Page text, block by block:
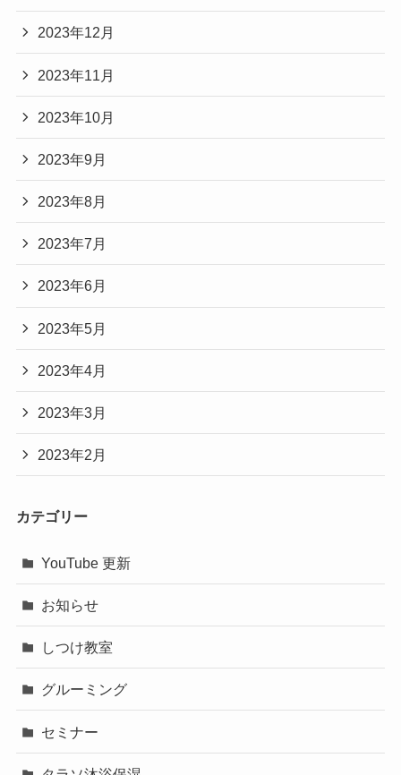
2023年12月
2023年11月
2023年10月
2023年9月
2023年8月
2023年7月
2023年6月
2023年5月
2023年4月
2023年3月
2023年2月
カテゴリー
YouTube 更新
お知らせ
しつけ教室
グルーミング
セミナー